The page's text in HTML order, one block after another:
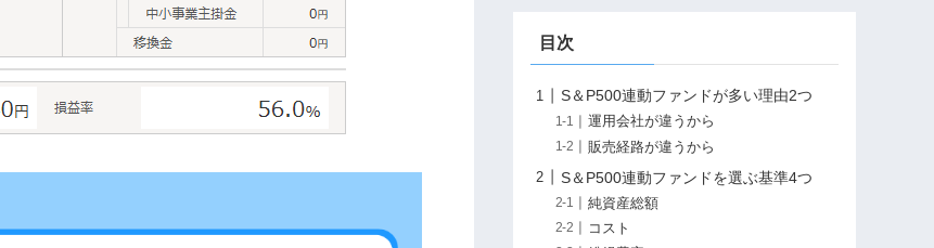
目次
S＆P500連動ファンドが多い理由2つ
運用会社が違うから
販売経路が違うから
S＆P500連動ファンドを選ぶ基準4つ
純資産総額
コスト